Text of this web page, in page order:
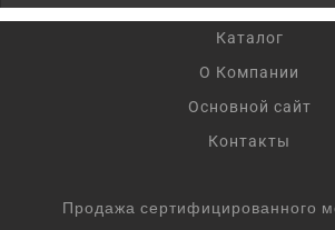
Каталог
О Компании
Основной сайт
Контакты
Продажа сертифицированного